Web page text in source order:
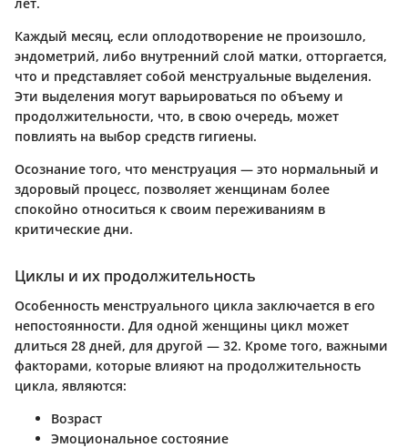
лет.
Каждый месяц, если оплодотворение не произошло,
эндометрий, либо внутренний слой матки, отторгается,
что и представляет собой менструальные выделения.
Эти выделения могут варьироваться по объему и
продолжительности, что, в свою очередь, может
повлиять на выбор средств гигиены.
Осознание того, что менструация — это нормальный и
здоровый процесс, позволяет женщинам более
спокойно относиться к своим переживаниям в
критические дни.
Циклы и их продолжительность
Особенность менструального цикла заключается в его
непостоянности. Для одной женщины цикл может
длиться 28 дней, для другой — 32. Кроме того, важными
факторами, которые влияют на продолжительность
цикла, являются:
Возраст
Эмоциональное состояние